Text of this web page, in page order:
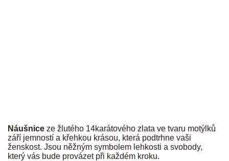
Náušnice ze žlutého 14karátového zlata ve tvaru motýlků
září jemností a křehkou krásou, která podtrhne vaši
ženskost. Jsou něžným symbolem lehkosti a svobody,
který vás bude provázet při každém kroku.